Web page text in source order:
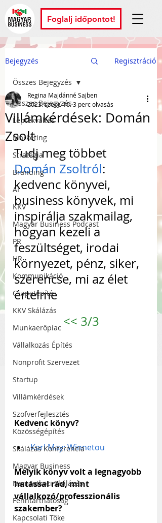
Foglalj időpontot!
Bejegyzés Regisztráció
Összes Bejegyzés
Léptékváltás
Marketing
Stratégia
Branding
AI
KKV
Magyar Business Podcast
PR
HR
Kommunikáció
Csapatépítés
KKV Skálázás
Munkaerőpiac
Vállalkozás Építés
Nonprofit Szervezet
Startup
Villámkérdések
Szofverfejlesztés
Közösségépítés
Skálázás Konferencia
Magyar Business
Nemzetközi Skálázás
Fenntarthatóság
Kapcsolati Tőke
Összes Bejegyzés
Villámkérdések: Domán
Zsolt
Regina Majdánné Sajben
2023. szept. 16.3 perc olvasás
Tudj meg többet
Domán Zsoltról:
kedvenc könyvei,
business könyvek, mi
inspirálja szakmailag,
hogyan kezeli a
feszültséget, irodai
környezet, pénz, siker,
szerencse, mi az élet
értelme
<< 3/3
Kedvenc könyv?
Karl May: Winnetou
Melyik könyv volt a legnagyobb
hatással rád, mint
vállalkozó/professzionális
szakember?